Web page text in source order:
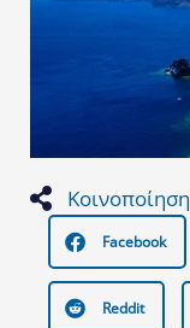
Κοινοποίηση
Facebook
Reddit